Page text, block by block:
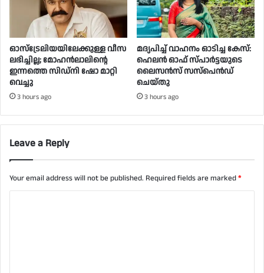
ഓസ്‌ട്രേലിയയിലേക്കുള്ള വീസ
ലഭിച്ചില്ല; മോഹൻലാലിൻ്റെ
ഇന്നത്തെ സിഡ്നി ഷോ മാറ്റി
വെച്ചു
3 hours ago
മദ്യപിച്ച് വാഹനം ഓടിച്ച കേസ്:
ഹെലന്‍ ഓഫ് സ്പാര്‍ട്ടയുടെ
ലൈസന്‍സ് സസ്‌പെന്‍ഡ്
ചെയ്തു
3 hours ago
Leave a Reply
Your email address will not be published. Required fields are marked*